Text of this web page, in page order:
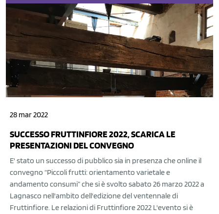
28 mar 2022
SUCCESSO FRUTTINFIORE 2022, SCARICA LE
PRESENTAZIONI DEL CONVEGNO
E' stato un successo di pubblico sia in presenza che online il
convegno “Piccoli frutti: orientamento varietale e
andamento consumi” che si è svolto sabato 26 marzo 2022 a
Lagnasco nell'ambito dell'edizione del ventennale di
Fruttinfiore. Le relazioni di Fruttinfiore 2022 L'evento si è